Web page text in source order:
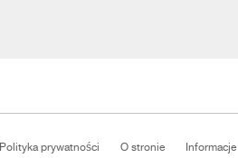
Polityka prywatności O stronie